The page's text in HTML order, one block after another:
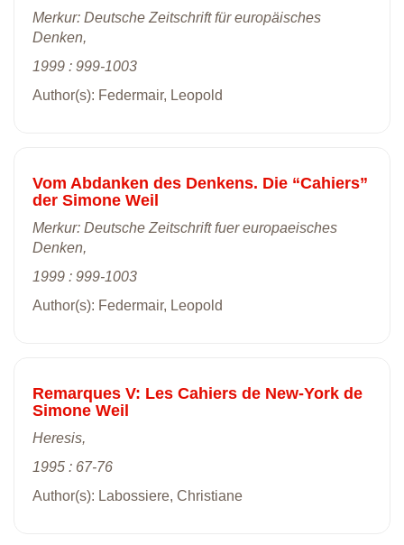
Merkur: Deutsche Zeitschrift für europäisches
Denken,
1999 : 999-1003
Author(s): Federmair, Leopold
Vom Abdanken des Denkens. Die “Cahiers”
der Simone Weil
Merkur: Deutsche Zeitschrift fuer europaeisches
Denken,
1999 : 999-1003
Author(s): Federmair, Leopold
Remarques V: Les Cahiers de New-York de
Simone Weil
Heresis,
1995 : 67-76
Author(s): Labossiere, Christiane